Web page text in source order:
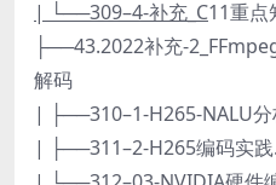
| └──309–4-补充_C11重点
├──43.2022补充-
解码
| ├──310–1-H265-NALU
| ├──311–2-H265编码实